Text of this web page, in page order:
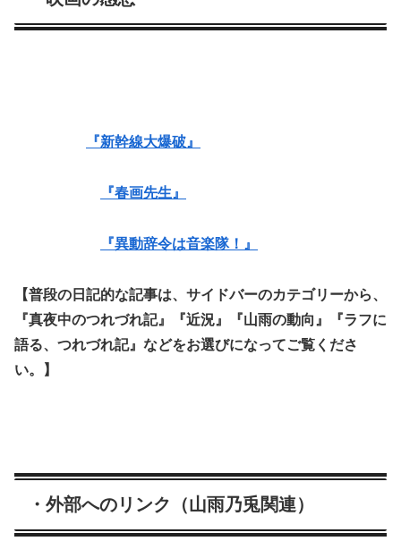
『新幹線大爆破』
『春画先生』
『異動辞令は音楽隊！』
【普段の日記的な記事は、サイドバーのカテゴリーから、
『真夜中のつれづれ記』『近況』『山雨の動向』『ラフに
語る、つれづれ記』などをお選びになってご覧くださ
い。】
・外部へのリンク（山雨乃兎関連）